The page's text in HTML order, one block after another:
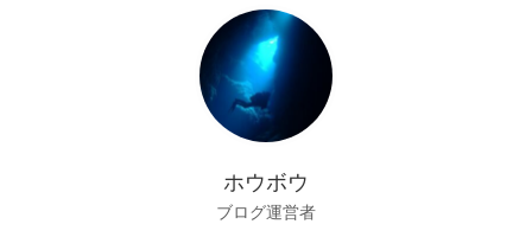
ホウボウ
ブログ運営者